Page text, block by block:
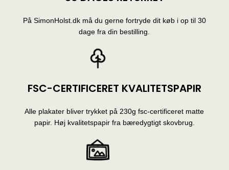
På SimonHolst.dk må du gerne fortryde dit køb i op til 30
dage fra din bestilling.
FSC-CERTIFICERET KVALITETSPAPIR
Alle plakater bliver trykket på 230g fsc-certificeret matte
papir. Høj kvalitetspapir fra bæredygtigt skovbrug.